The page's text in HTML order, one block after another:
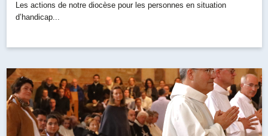
Les actions de notre diocèse pour les personnes en situation
d’handicap...